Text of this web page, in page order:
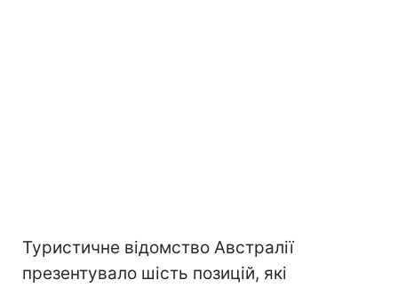
Туристичне відомство Австралії
презентувало шість позицій, які